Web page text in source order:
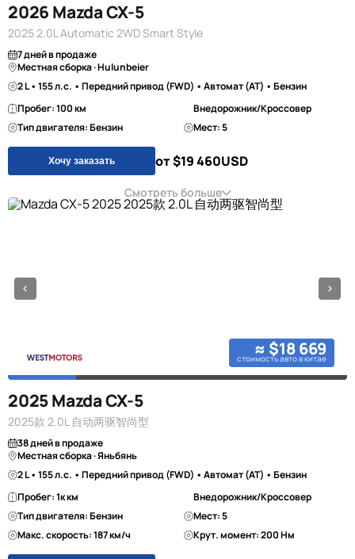
2026 Mazda CX-5
2025 2.0L Automatic 2WD Smart Style
7 дней в продаже
Местная сборка · Hulunbeier
2 L • 155 л.с. • Передний привод (FWD) • Автомат (AT) • Бензин
Пробег: 100 км
Внедорожник/Кроссовер
Тип двигателя: Бензин
Мест: 5
Хочу заказать от $19 460USD
Смотреть больше
≈ $18 669
стоимость авто в китае
2025 Mazda CX-5
2025款 2.0L 自动两驱智尚型
38 дней в продаже
Местная сборка · Яньбянь
2 L • 155 л.с. • Передний привод (FWD) • Автомат (AT) • Бензин
Пробег: 1к км
Внедорожник/Кроссовер
Тип двигателя: Бензин
Мест: 5
Макс. скорость: 187 км/ч
Крут. момент: 200 Нм